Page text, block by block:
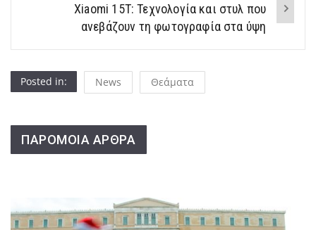
Xiaomi 15T: Τεχνολογία και στυλ που
ανεβάζουν τη φωτογραφία στα ύψη
Posted in: News Θεάματα
ΠΑΡΟΜΟΙΑ ΑΡΘΡΑ